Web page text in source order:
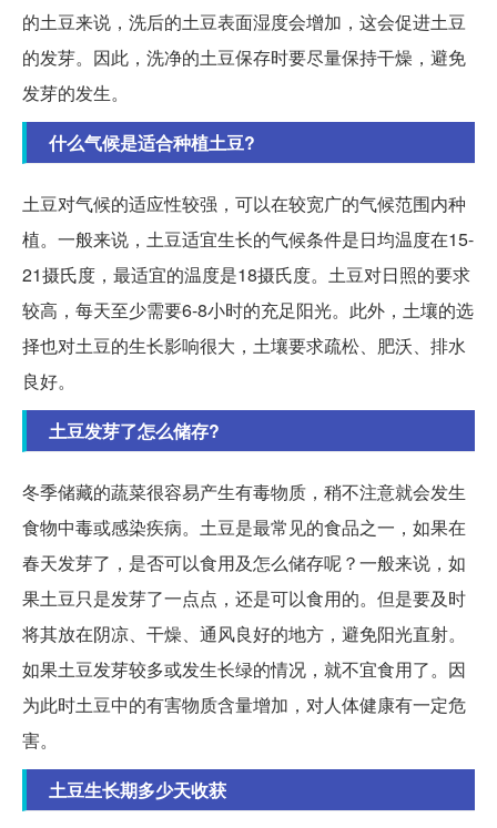
的土豆来说，洗后的土豆表面湿度会增加，这会促进土豆
的发芽。因此，洗净的土豆保存时要尽量保持干燥，避免
发芽的发生。
什么气候是适合种植土豆?
土豆对气候的适应性较强，可以在较宽广的气候范围内种
植。一般来说，土豆适宜生长的气候条件是日均温度在15-
21摄氏度，最适宜的温度是18摄氏度。土豆对日照的要求
较高，每天至少需要6-8小时的充足阳光。此外，土壤的选
择也对土豆的生长影响很大，土壤要求疏松、肥沃、排水
良好。
土豆发芽了怎么储存?
冬季储藏的蔬菜很容易产生有毒物质，稍不注意就会发生
食物中毒或感染疾病。土豆是最常见的食品之一，如果在
春天发芽了，是否可以食用及怎么储存呢？一般来说，如
果土豆只是发芽了一点点，还是可以食用的。但是要及时
将其放在阴凉、干燥、通风良好的地方，避免阳光直射。
如果土豆发芽较多或发生长绿的情况，就不宜食用了。因
为此时土豆中的有害物质含量增加，对人体健康有一定危
害。
土豆生长期多少天收获